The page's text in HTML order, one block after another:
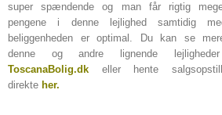
super spændende og man får rigtig
pengene i denne lejlighed samtidig
beliggenheden er optimal. Du kan se
denne og andre lignende
ToscanaBolig.dk eller hente
direkte her.